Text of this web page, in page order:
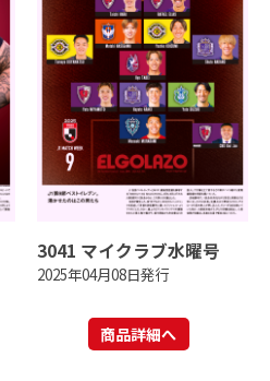
3041 マイクラブ水曜号
2025年04月08日発行
商品詳細へ